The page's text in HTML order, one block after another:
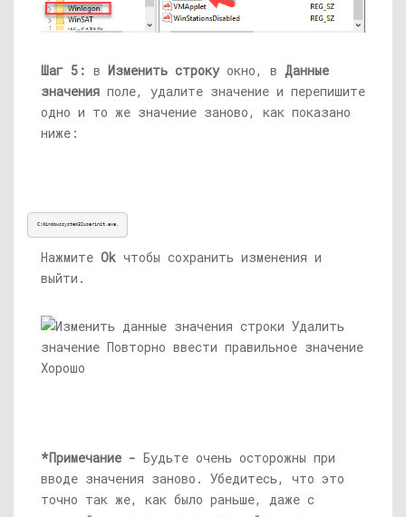
Шаг 5: в Изменить строкуокно, в Данные
значения поле, удалите значение и перепишите
одно и то же значение заново, как показано
ниже:
C:Windowssystem32userinit.exe,
Нажмите Ok чтобы сохранить изменения и
выйти.
*Примечание - Будьте очень осторожны при
вводе значения заново. Убедитесь, что это
точно так же, как было раньше, даже с